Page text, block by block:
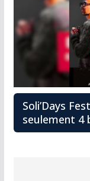
Soli’Days
seulement 4